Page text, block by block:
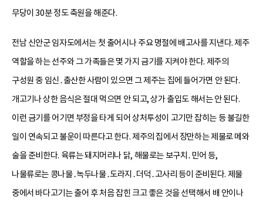
무당이 30분 정도 축원을 해준다.
전남 신안군 임자도에서는 첫 출어시나 주요 명절에 배고사를 지낸다. 제주
역할을 하는 선주와 그 가족들은 몇 가지 금기를 지켜야 한다. 제주의
구성원 중 임신․출산한 사람이 있으면 그 제주는 집에 들어가면 안 된다.
개고기나 상한 음식은 절대 먹으면 안 되고, 상가 출입도 해서는 안 된다.
이런 금기를 어기면 부정을 타게 되어 상처투성이 고기만 잡히는 등 불길한
일이 연속되고 불운이 따른다고 한다. 제주의 집에서 장만하는 제물로 메와
술을 준비한다. 육류는 돼지머리나 닭, 해물로는 보구치․민어 등,
나물류로는 콩나물․녹두나물․도라지․더덕․고사리 등이 준비된다. 제물
중에서 바다고기는 출어 후 처음 잡힌 크고 좋은 것을 선택해서 배 안이나